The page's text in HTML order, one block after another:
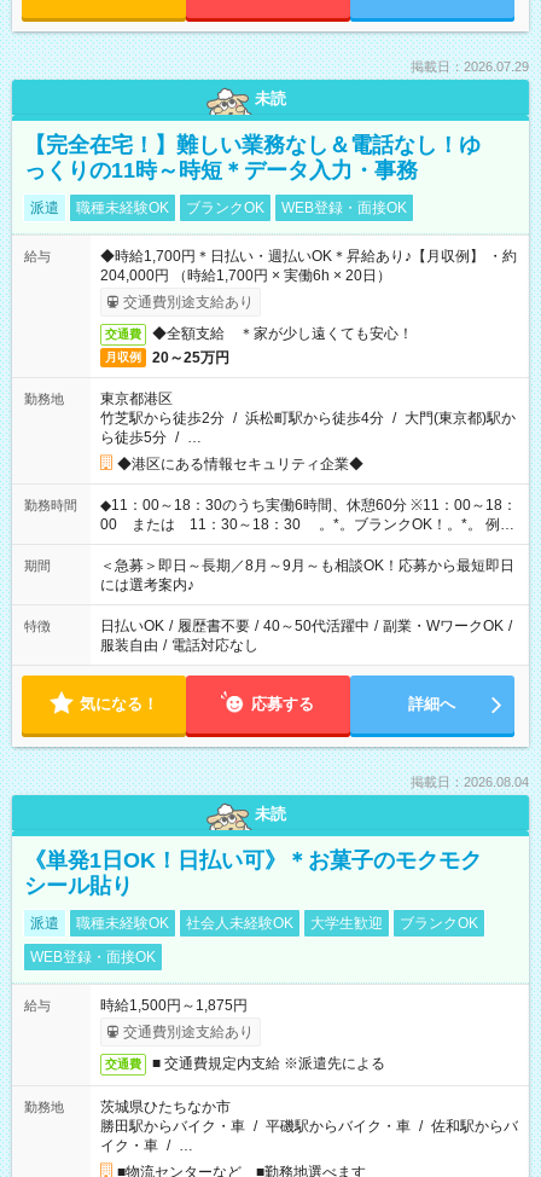
掲載日：2026.07.29
未読
【完全在宅！】難しい業務なし＆電話なし！ゆ
っくりの11時～時短＊データ入力・事務
派遣 職種未経験OK ブランクOK WEB登録・面接OK
給与
◆時給1,700円＊日払い・週払いOK＊昇給あり♪【月収例】 ・約
204,000円 （時給1,700円 × 実働6h × 20日）
交通費別途支給あり
交通費 ◆全額支給 ＊家が少し遠くても安心！
月収例 20～25万円
勤務地
東京都港区
竹芝駅から徒歩2分 / 浜松町駅から徒歩4分 / 大門(東京都)駅か
ら徒歩5分 / …
◆港区にある情報セキュリティ企業◆
勤務時間
◆11：00～18：30のうち実働6時間、休憩60分 ※11：00～18：
00 または 11：30～18：30 。*。ブランクOK！。*。 例え
ば前職が、 在宅/財団法人/事務/コールセンター/受付/販売/カフェ
スタッフ スイーツ販売/ホテルフロント/化粧品販売/など 様々な
業界から入社して活躍されています♪
期間
＜急募＞即日～長期／8月～9月～も相談OK！応募から最短即日
には選考案内♪
特徴 日払いOK / 履歴書不要 / 40～50代活躍中 / 副業・WワークOK /
服装自由 / 電話対応なし
気になる！ 応募する 詳細へ
掲載日：2026.08.04
未読
《単発1日OK！日払い可》＊お菓子のモクモク
シール貼り
派遣 職種未経験OK 社会人未経験OK 大学生歓迎
ブランクOK
WEB登録・面接OK
給与
時給1,500円～1,875円
交通費別途支給あり
交通費 ■ 交通費規定内支給 ※派遣先による
勤務地
茨城県ひたちなか市
勝田駅からバイク・車 / 平磯駅からバイク・車 / 佐和駅からバ
イク・車 / …
■物流センターなど ■勤務地選べます